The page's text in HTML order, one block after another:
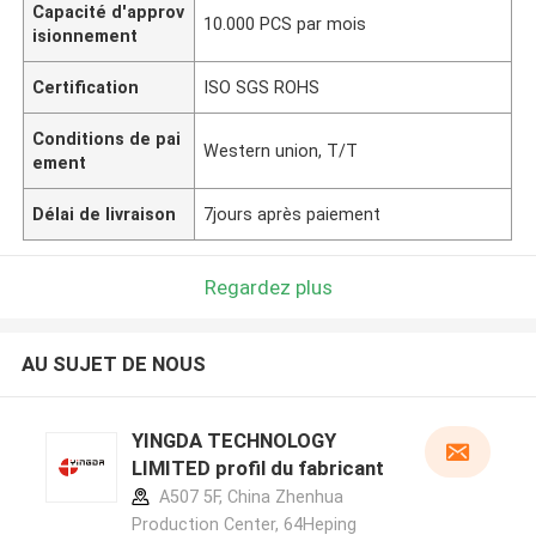
Capacité d'approv
isionnement
10.000 PCS par mois
Certification ISO SGS ROHS
Conditions de pai
ement
Western union, T/T
Délai de livraison 7jours après paiement
Regardez plus
AU SUJET DE NOUS
YINGDA TECHNOLOGY
LIMITED profil du fabricant
A507 5F, China Zhenhua
Production Center, 64Heping